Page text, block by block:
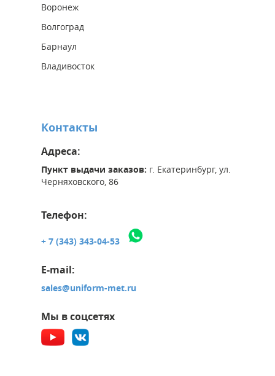
Воронеж
Волгоград
Барнаул
Владивосток
Контакты
Адреса:
Пункт выдачи заказов: г. Екатеринбург, ул.
Черняховского, 86
Телефон:
+ 7 (343) 343-04-53
E-mail:
sales@uniform-met.ru
Мы в соцсетях